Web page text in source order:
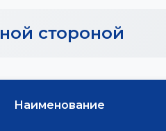
стороной
Наименование